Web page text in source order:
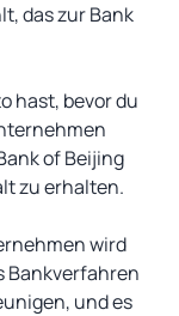
das zur Bank
hast, bevor du
of Beijing
zu erhalten.
wird
Bankverfahren
und es